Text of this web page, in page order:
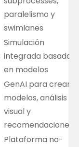
paralelismo y
swimlanes
Simulación
integrada basada
en modelos
GenAI para crear
modelos, análisis
visual y
recomendaciones
Plataforma no-